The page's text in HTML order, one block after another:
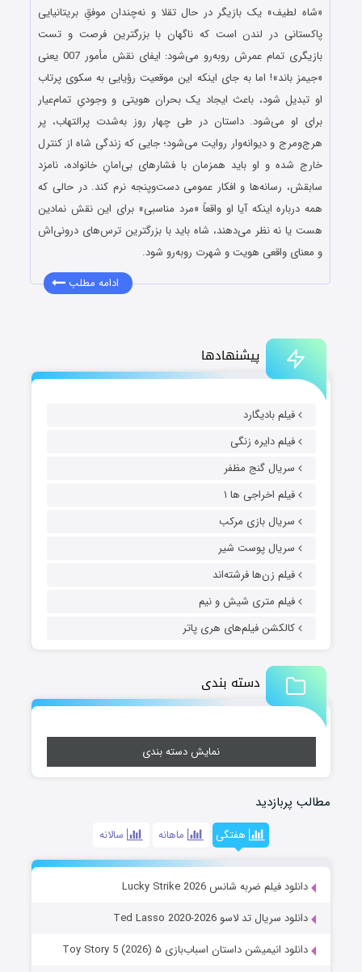
پیشنهادها
فیلم بادیگارد
فیلم دایره زنگی
سریال گنج مظفر
فیلم اخراجی ها ۱
سریال بازی مرکب
سریال پوست شیر
فیلم زن‌ها فرشته‌اند
فیلم متری شیش و نیم
کالکشن فیلم‌های هری پاتر
دسته بندی
نمایش دسته بندی
مطالب پربازدید
هفتگی ماهانه سالانه
دانلود فیلم ضربه شانس Lucky Strike 2026
دانلود سریال تد لاسو Ted Lasso 2020-2026
دانلود انیمیشن داستان اسباب‌بازی ۵ Toy Story 5 (2026)
«شاه لطیف» یک بازیگر در حال تقلا و نه‌چندان موفقِ بریتانیایی
پاکستانی در لندن است که ناگهان با بزرگترین فرصت و تست
بازیگری تمام عمرش روبه‌رو می‌شود: ایفای نقش مأمور 007 یعنی
«جیمز باند»! اما به جای اینکه این موقعیت رؤیایی به سکوی پرتاب
او تبدیل شود، باعث ایجاد یک بحران هویتی و وجودیِ تمام‌عیار
برای او می‌شود. داستان در طی چهار روز به‌شدت پرالتهاب، پر
هرج‌ومرج و دیوانه‌وار روایت می‌شود؛ جایی که زندگی شاه از کنترل
خارج شده و او باید همزمان با فشارهای بی‌امانِ خانواده، نامزد
سابقش، رسانه‌ها و افکار عمومی دست‌وپنجه نرم کند. در حالی که
همه درباره اینکه آیا او واقعاً «مرد مناسبی» برای این نقش نمادین
هست یا نه نظر می‌دهند، شاه باید با بزرگترین ترس‌های درونی‌اش
و معنای واقعی هویت و شهرت روبه‌رو شود.
ادامه مطلب